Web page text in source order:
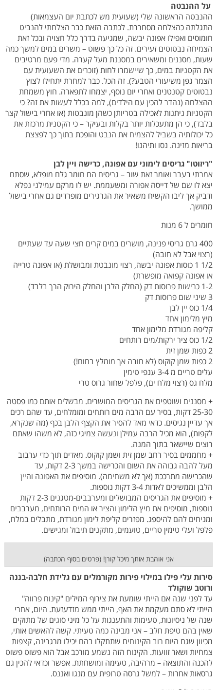
על ההנבטה
ההנבטה הראשונה שלי (שעועית מש לכתבת יום העצמאות)
התגלתה כהצלחה מסחררת. לכתבה הזאת כבר הצלחתי להנביט
חומוסים ואפילו אפונה יבשה, שמגיעה בדרך כלל חצויה ובכל זאת
הצמיחה נבטוטים זעירים. זה כל כך פשוט – משרים במים למשך כמה
שעות, מסננים ומשאירים במסננת מעל קערה. מדי פעם מרטיבים
את הקטניות במים, כך שיישמרו לחות (זוכרים את השעועית עם
הצמר גפן משיעורי הטבע?). זה הכל. כבר למחרת יתחילו לצוץ
נבטוטים קטנטנים ואחרי יום נוסף, יצמחו לתפארה. חוץ משמחת
ההצלחה (נהדר להכין עם הילדים), למה בכלל לעשות את זה? כי
הקטניות ניתנות לאכילה בטריותן כשהן מונבטות (או אחרי בישול קצר
בלבד), כי הן מתעכלות יותר בקלות ובעיקר – כי הקטנית מרכזת את
כל יכולותיה בשביל להצמיח את הנבט והופכת בתוך כך לפצצת
בריאות מזינה. נסו ותיהנו!
"ריזוטו" גריסים לימוני עם אפונה, כרישה ויין לבן
אמרתי בעבר ואומר זאת שוב – גריסים הם חומר גלם מופלא, שסתם
יצא לו שם של דייסה אפורה ומשעממת. יש לו מרקם עמילני נפלא
ודביק אך ליבו הקשיח משאיר את הגרגירים מופרדים גם אחרי בישול
ממושך.
חומרים ל 6 מנות
400 גרם גריסי פנינה, מושרים במים קרים חצי שעה עד שעתיים
(רצוי אבל לא חובה)
1/2 1 כוסות אפונה יבשה, רצוי מונבטת ומבושלת (או אפונה טרייה
או אפונה קפואה מופשרת)
1-2 כרישות פרוסות דק (החלק הלבן והחלק הירוק הרך בלבד)
3 שיני שום פרוסות דק
1/4 כוס יין לבן
מיץ מלימון אחד
קליפה מגורדת מלימון אחד
1/2 כוס ציר ירקות/מים רותחים
2 כפות שמן זית
2 כפות שמן קוקוס (לא חובה אך מומלץ בחום!)
עלים טריים מ 3-4 ענפי טימין
מלח גס (רצוי מלח ים), פלפל שחור גרוס טרי
+ מסננים ושוטפים את הגריסים המושרים. מבשלים אותם כמו פסטה
25-30 דקות, בסיר עם הרבה מים רותחים ומומלחים, עד שהם רכים
אך עדיין נגיסים. כדאי מאד להסיר את הקצף הלבן בכף (מה שנקרא,
לקפות), הוא מכיל הרבה עמילן ונעשה צמיגי כזה, לא משהו שאתם
רוצים שיישאר בתוך המנה.
+ מחממים בסיר רחב שמן זית ושמן קוקוס. מאדים תוך כדי ערבוב
מעל להבה גבוהה את השום והכרישה במשך 2-3 דקות, עד
שהכרישה מתרככת (אך לא משחימה). מוסיפים את האפונה והיין
הלבן וממשיכים לאדות 3-4 דקות נוספות.
+ מוסיפים את הגריסים המבושלים ומערבבים-מטגנים 2-3 דקות
נוספות, מוסיפים את מיץ הלימון והציר או המים הרותחים, מערבבים
ומניחים להם להיספג. מפזרים קליפת לימון מגורדת, מתבלים במלח,
פלפל ועלי טימין טריים, טועמים, מתקנים תיבול ומגישים.
אני אוהבת אותך מיכל קורן! (פרטים בסוף הכתבה)
סירות עלי פילו במילוי פירות מקורמלים עם גלידת חלבה-בננה
ורוטב שוקולד
עד לפני שנה אם הייתי שומעת את צירוף המילים "קינוח פרווה"
הייתי לא סתם מעקמת את האף, הייתי ממש מזדעזעת. היום, אחרי
שנה של ניסיונות, טעימות והתענגות על כל מיני סוגים של מתוקים
שאין בהם טיפת חלב – אני מבינה כמה טעיתי. קשה להאשים אותי,
מכיוון שגם היום רוב הקינוחים שתתקלו בהם יכילו מרגרינה, קצפות
צמחיות ושאר זוועות. הקינוח הזה נשמע מורכב אבל הוא פשוט פשוט
להכנה והתוצאה – מרהיבה, טעימה ומושחתת. אפשר וכדאי להכין גם
גרסאות אחרות – למשל גרסה טרופית עם מנגו ואננס.